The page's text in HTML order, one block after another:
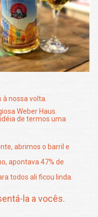
nossa volta.
Weber Haus.
de termos uma
abrimos o barril e
apontava 47% de
todos ali ficou linda.
la a vocês.